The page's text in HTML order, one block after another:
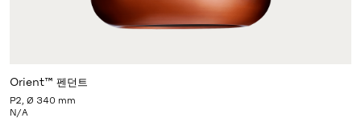
Orient™ 펜던트
P2, Ø 340 mm
N/A